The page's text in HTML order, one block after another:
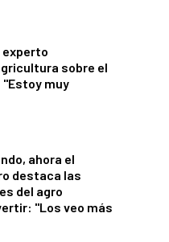
experto
sobre el
muy
ahora el
destaca las
del agro
"Los veo más